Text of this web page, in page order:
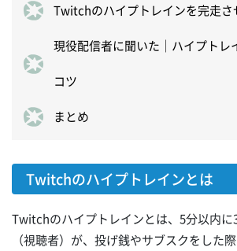
Twitchのハイプトレインを完走さ
現役配信者に聞いた｜ハイプトレ
コツ
まとめ
Twitchのハイプトレインとは
Twitchのハイプトレインとは、5分以内に
（視聴者）が、投げ銭やサブスクをした